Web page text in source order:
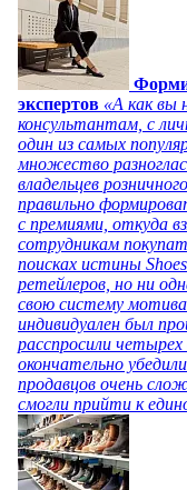
экспертов «А как вы
консультантам, с
один из самых
множество
владельцев
правильно
с премиями, откуда
сотрудникам
поисках истины
ретейлеров, но ни
свою систему
индивидуален был
расспросили
окончательно
продавцов очень
смогли прийти к